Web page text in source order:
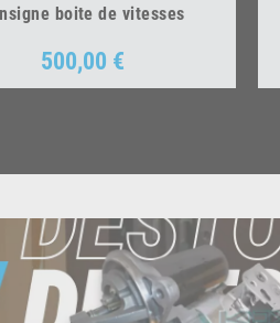
boite de vitesses
Prix
500,00 €